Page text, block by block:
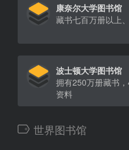
康奈尔大学图书馆
藏书七百万册以上
波士顿大学图书馆
拥有250万册藏书
资料
世界图书馆